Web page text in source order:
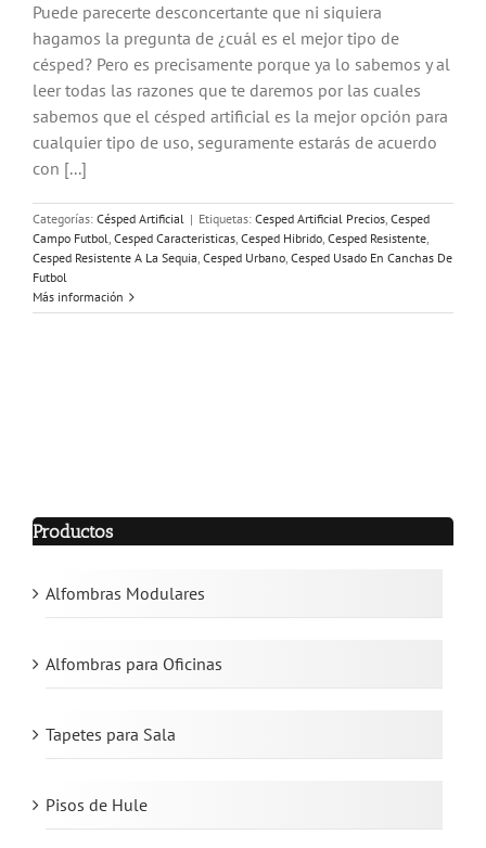
Puede parecerte desconcertante que ni siquiera
hagamos la pregunta de ¿cuál es el mejor tipo de
césped? Pero es precisamente porque ya lo sabemos y al
leer todas las razones que te daremos por las cuales
sabemos que el césped artificial es la mejor opción para
cualquier tipo de uso, seguramente estarás de acuerdo
con [...]
Categorías: Césped Artificial | Etiquetas: Cesped Artificial Precios, Cesped
Campo Futbol, Cesped Caracteristicas, Cesped Hibrido, Cesped Resistente,
Cesped Resistente A La Sequia, Cesped Urbano, Cesped Usado En Canchas De
Futbol
Más información
Productos
Alfombras Modulares
Alfombras para Oficinas
Tapetes para Sala
Pisos de Hule